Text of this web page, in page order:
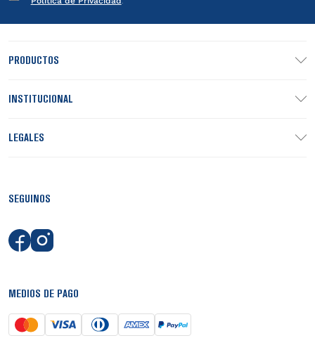
PRODUCTOS
INSTITUCIONAL
LEGALES
SEGUINOS
MEDIOS DE PAGO